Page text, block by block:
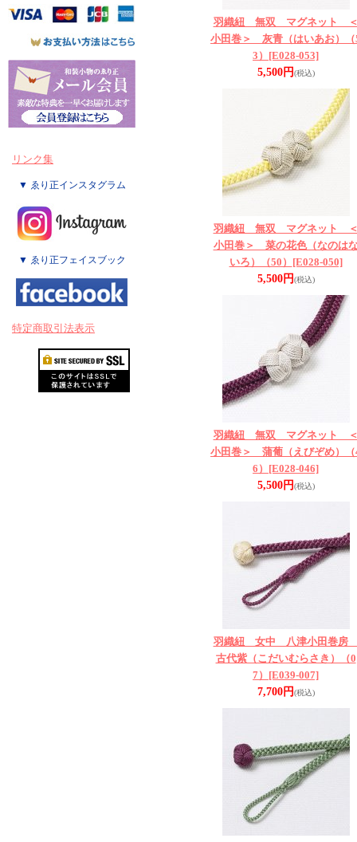
リンク集
▼ ゑり正インスタグラム
▼ ゑり正フェイスブック
特定商取引法表示
羽織紐 無双 マグネット
小田巻＞ 灰青（はいあお）（
3） [E028-053]
5,500円(税込)
羽織紐 無双 マグネット
小田巻＞ 菜の花色（なのは
いろ）（50） [E028-050]
5,500円(税込)
羽織紐 無双 マグネット
小田巻＞ 蒲葡（えびぞめ）（
6） [E028-046]
5,500円(税込)
羽織紐 女中 八津小田巻
古代紫（こだいむらさき）（0
7） [E039-007]
7,700円(税込)